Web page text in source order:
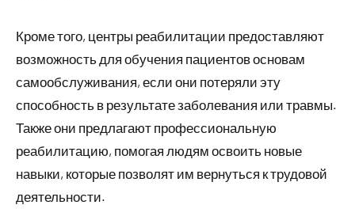
Кроме того, центры реабилитации предоставляют
возможность для обучения пациентов основам
самообслуживания, если они потеряли эту
способность в результате заболевания или травмы.
Также они предлагают профессиональную
реабилитацию, помогая людям освоить новые
навыки, которые позволят им вернуться к трудовой
деятельности.